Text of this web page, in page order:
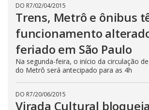
DO R7/02/04/2015
Trens, Metrô e ônibus
funcionamento
feriado em São Paulo
Na segunda-feira, o início da circulação
do Metrô será antecipado para as 4h
DO R7/20/06/2015
Virada Cultural